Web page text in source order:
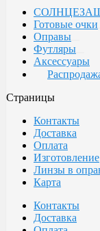
Готовые очки
Оправы
Футляры
Аксессуары
Страницы
Контакты
Доставка
Оплата
Изготовление
Линзы в
Карта
Контакты
Доставка